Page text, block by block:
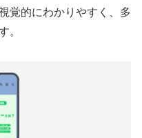
覚的にわかりやすく、多
。